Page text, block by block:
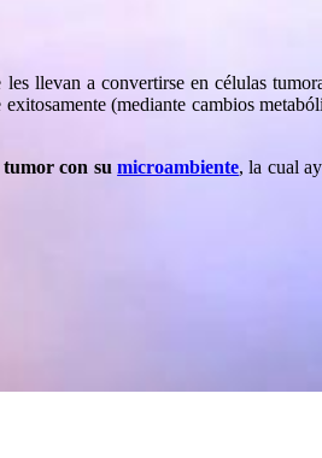
llevan a convertirse en células
(mediante cambios
tumor con sumicroambiente, la cual